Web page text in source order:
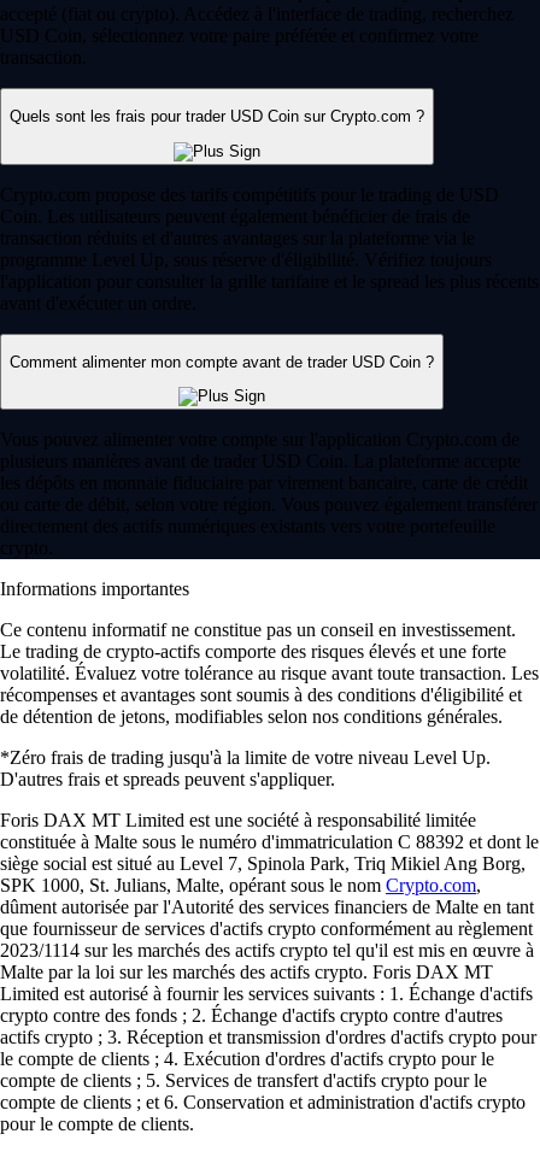
accepté (fiat ou crypto). Accédez à l'interface de trading, recherchez
USD Coin, sélectionnez votre paire préférée et confirmez votre
transaction.
Quels sont les frais pour trader USD Coin sur Crypto.com ?
Crypto.com propose des tarifs compétitifs pour le trading de USD
Coin. Les utilisateurs peuvent également bénéficier de frais de
transaction réduits et d'autres avantages sur la plateforme via le
programme Level Up, sous réserve d'éligibilité. Vérifiez toujours
l'application pour consulter la grille tarifaire et le spread les plus récents
avant d'exécuter un ordre.
Comment alimenter mon compte avant de trader USD Coin ?
Vous pouvez alimenter votre compte sur l'application Crypto.com de
plusieurs manières avant de trader USD Coin. La plateforme accepte
les dépôts en monnaie fiduciaire par virement bancaire, carte de crédit
ou carte de débit, selon votre région. Vous pouvez également transférer
directement des actifs numériques existants vers votre portefeuille
crypto.
Informations importantes
Ce contenu informatif ne constitue pas un conseil en investissement.
Le trading de crypto-actifs comporte des risques élevés et une forte
volatilité. Évaluez votre tolérance au risque avant toute transaction. Les
récompenses et avantages sont soumis à des conditions d'éligibilité et
de détention de jetons, modifiables selon nos conditions générales.
*Zéro frais de trading jusqu'à la limite de votre niveau Level Up.
D'autres frais et spreads peuvent s'appliquer.
Foris DAX MT Limited est une société à responsabilité limitée
constituée à Malte sous le numéro d'immatriculation C 88392 et dont le
siège social est situé au Level 7, Spinola Park, Triq Mikiel Ang Borg,
SPK 1000, St. Julians, Malte, opérant sous le nom Crypto.com,
dûment autorisée par l'Autorité des services financiers de Malte en tant
que fournisseur de services d'actifs crypto conformément au règlement
2023/1114 sur les marchés des actifs crypto tel qu'il est mis en œuvre à
Malte par la loi sur les marchés des actifs crypto. Foris DAX MT
Limited est autorisé à fournir les services suivants : 1. Échange d'actifs
crypto contre des fonds ; 2. Échange d'actifs crypto contre d'autres
actifs crypto ; 3. Réception et transmission d'ordres d'actifs crypto pour
le compte de clients ; 4. Exécution d'ordres d'actifs crypto pour le
compte de clients ; 5. Services de transfert d'actifs crypto pour le
compte de clients ; et 6. Conservation et administration d'actifs crypto
pour le compte de clients.